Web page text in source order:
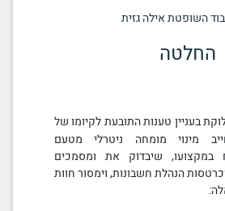
השופטת אילה גזית
החלטה
בעניין טענות התובעת לקיומו של
מינוי מומחה ניטרלי מטעם
במקצועו, שיבדוק את ומסמכים
הנהלת חשבונות, וימסורחוות